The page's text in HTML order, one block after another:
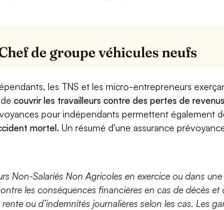
de groupe véhicules neufs
les TNS et les micro-entrepreneurs
decouvrir les travailleurs contre des pertes de
pour indépendants permettent également
mortel. Un résumé d'une assurance
Non-Salariés Non Agricoles en exercice ou dans
les conséquences financières en cas de décès et
ou d’indemnités journalières selon les cas. Les